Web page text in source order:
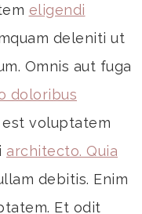
eligendi
deleniti ut
Omnis aut fuga
doloribus
voluptatem
architecto. Quia
debitis. Enim
Et odit